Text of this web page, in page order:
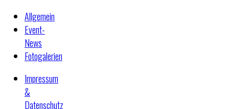
Allgemein
Event-
News
Fotogalerien
Impressum
&
Datenschutz